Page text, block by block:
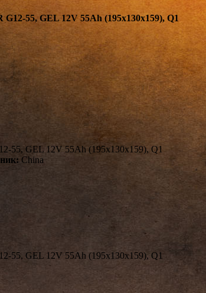
55, GEL 12V 55Ah (195х130х159), Q1
55, GEL 12V 55Ah (195х130х159), Q1
China
55, GEL 12V 55Ah (195х130х159), Q1